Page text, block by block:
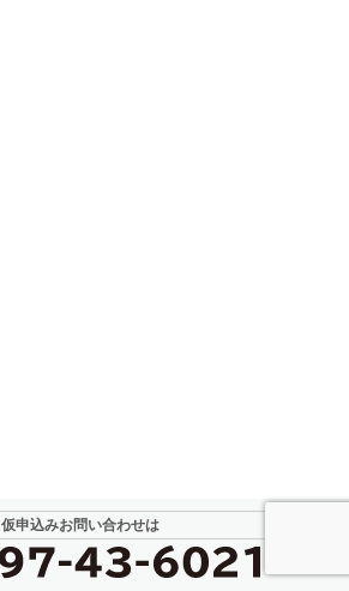
仮申込みお問い合わせは